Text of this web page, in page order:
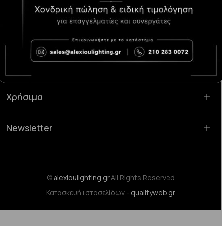
Κατάστημα Χαλάνδρι:Σαρανταπόρου 55, 15232, Χαλάνδρι
sales@alexioulighting.gr
210 283 0072
6983123181
Χρήσιμα
Newsletter
© alexioulighting.grAll Rights Reserved
Κατασκευή ιστοσελίδων - qualityweb.gr